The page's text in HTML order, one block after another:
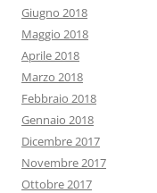
Giugno 2018
Maggio 2018
Aprile 2018
Marzo 2018
Febbraio 2018
Gennaio 2018
Dicembre 2017
Novembre 2017
Ottobre 2017